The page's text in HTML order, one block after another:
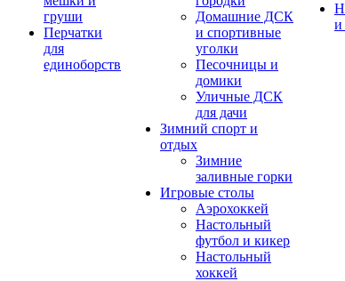
груши
Перчатки
для
единоборств
Домашние ДСК
и спортивные
уголки
Песочницы и
домики
Уличные ДСК
для дачи
Зимний спорт и
отдых
Зимние
заливные горки
Игровые столы
Аэрохоккей
Настольный
футбол и кикер
Настольный
хоккей
и